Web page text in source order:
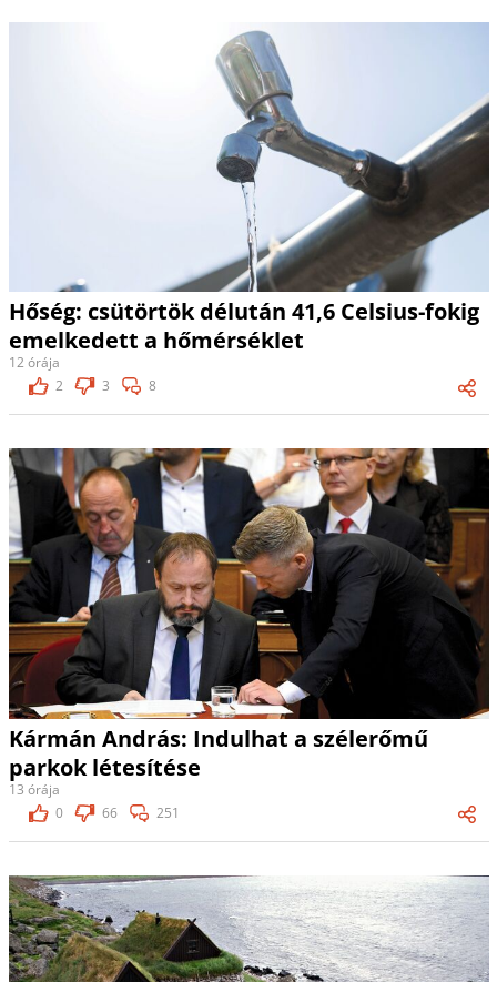
Hőség: csütörtök délután 41,6 Celsius-fokig
emelkedett a hőmérséklet
12 órája
2
3 8
Kármán András: Indulhat a szélerőmű
parkok létesítése
13 órája
0
66 251